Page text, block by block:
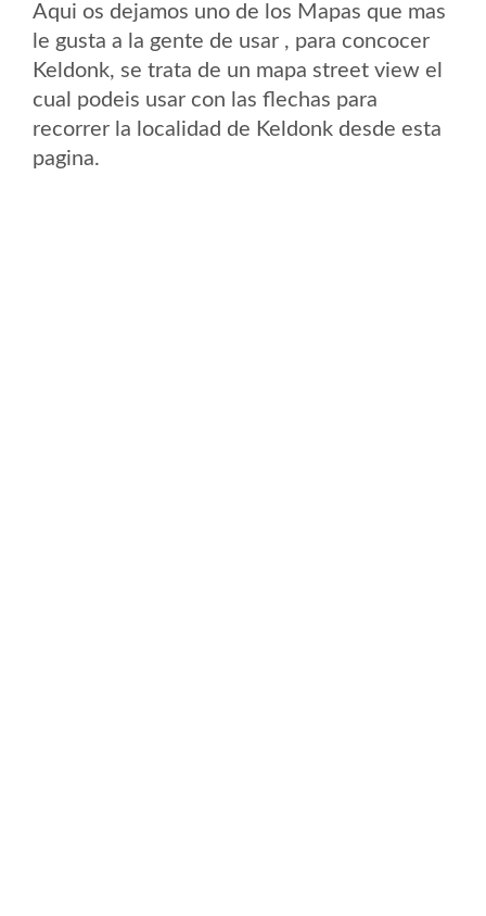
Aqui os dejamos uno de los Mapas que mas
le gusta a la gente de usar , para concocer
Keldonk, se trata de un mapa street view el
cual podeis usar con las flechas para
recorrer la localidad de Keldonk desde esta
pagina.